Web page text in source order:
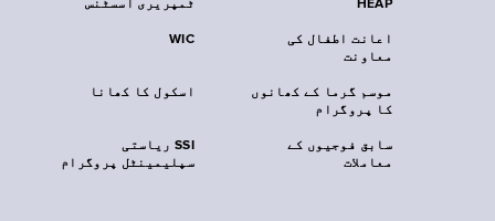
ٹمپریری اسسٹنس HEAP
WIC
اعانت اطفال کی
معاونت
اسکول کا کھانا
موسم گرما کے کھانوں
کا پروگرام
SSI ریاستی
سپلیمینٹل پروگرام
سابق فوجیوں کے
معاملات